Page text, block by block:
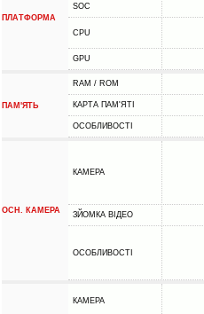
ПЛАТФОРМА
SOC
CPU
GPU
ПАМ'ЯТЬ
RAM / ROM
КАРТА ПАМ'ЯТІ
ОСОБЛИВОСТІ
ОСН. КАМЕРА
КАМЕРА
ЗЙОМКА ВІДЕО
ОСОБЛИВОСТІ
КАМЕРА